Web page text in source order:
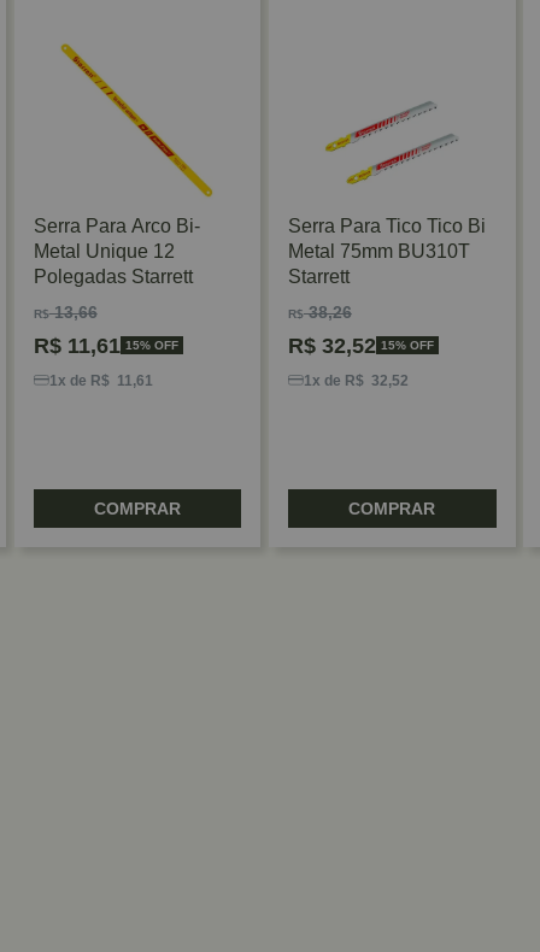
Serra Para Arco Bi-
Metal Unique 12
Polegadas Starrett
R$13,66
R$11,61 15% OFF
1x de R$ 11,61
COMPRAR
Serra Para Tico Tico Bi
Metal 75mm BU310T
Starrett
R$38,26
R$32,52 15% OFF
1x de R$ 32,52
COMPRAR